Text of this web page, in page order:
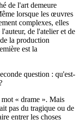
de l'art demeure
lorsque les œuvres
complexes, elles
de l'atelier et de
la production
est la
question : qu'est-
« drame ». Mais
pas du tragique ou de
entrer les choses